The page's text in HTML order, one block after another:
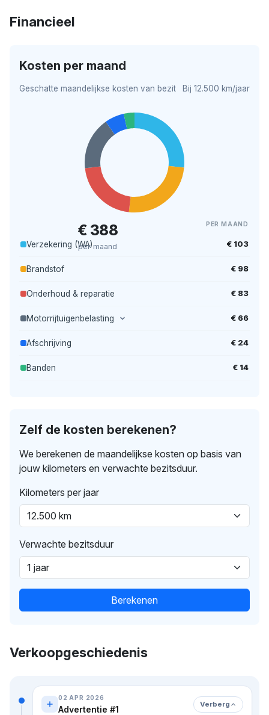
Financieel
Kosten per maand
Geschatte maandelijkse kosten van bezit Bij 12.500 km/jaar
€ 388
per maand
PER MAAND
Verzekering (WA) € 103
Brandstof € 98
Onderhoud & reparatie € 83
Motorrijtuigenbelasting € 66
Afschrijving € 24
Banden € 14
Zelf de kosten berekenen?
We berekenen de maandelijkse kosten op basis van
jouw kilometers en verwachte bezitsduur.
Kilometers per jaar
Verwachte bezitsduur
Berekenen
Verkoopgeschiedenis
02 APR 2026
Advertentie #1 Verberg